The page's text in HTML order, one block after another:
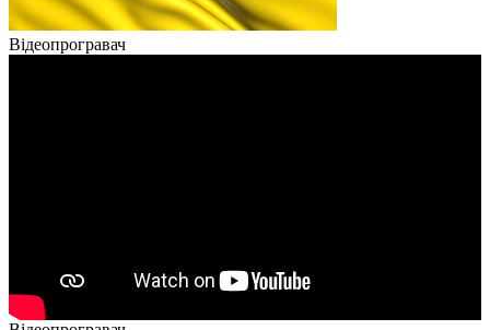
Відеопрогравач